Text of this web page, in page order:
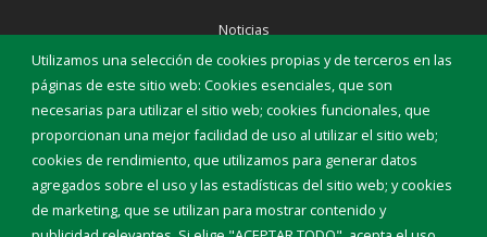
Utilizamos una selección de cookies propias y de terceros en las
páginas de este sitio web: Cookies esenciales, que son
necesarias para utilizar el sitio web; cookies funcionales, que
proporcionan una mejor facilidad de uso al utilizar el sitio web;
cookies de rendimiento, que utilizamos para generar datos
agregados sobre el uso y las estadísticas del sitio web; y cookies
de marketing, que se utilizan para mostrar contenido y
Noticias
Eventos
Corporación Municipal
Teléfonos de interés
INICIAR SESIÓN
MAPA WEB